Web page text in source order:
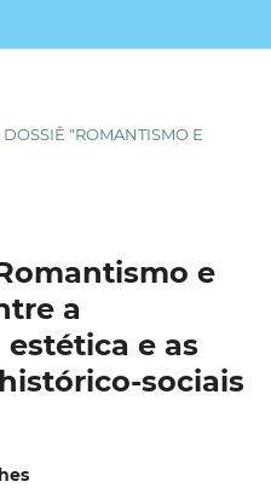
"ROMANTISMO E
e
a
e as
sociais